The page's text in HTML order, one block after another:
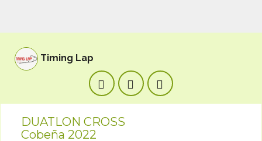
Timing Lap
DUATLON CROSS
Cobeña 2022